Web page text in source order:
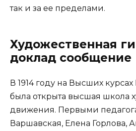
так и за ее пределами.
Художественная
доклад сообщение
В 1914 году на Высших
была открыта высшая школа
движения. Первыми
Варшавская, Елена Горлова,